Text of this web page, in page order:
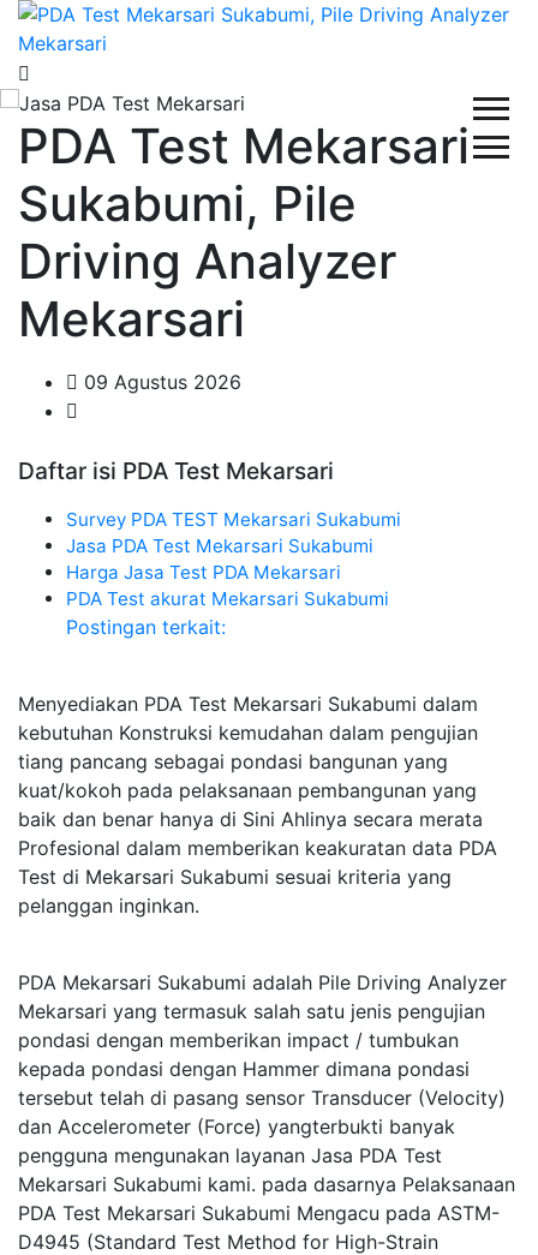
PDA Test Mekarsari
Sukabumi, Pile
Driving Analyzer
Mekarsari
09 Agustus 2026
Daftar isi PDA Test Mekarsari
Survey PDA TEST Mekarsari Sukabumi
Jasa PDA Test Mekarsari Sukabumi
Harga Jasa Test PDA Mekarsari
PDA Test akurat Mekarsari Sukabumi
Postingan terkait:
Menyediakan PDA Test Mekarsari Sukabumi dalam
kebutuhan Konstruksi kemudahan dalam pengujian
tiang pancang sebagai pondasi bangunan yang
kuat/kokoh pada pelaksanaan pembangunan yang
baik dan benar hanya di Sini Ahlinya secara merata
Profesional dalam memberikan keakuratan data PDA
Test di Mekarsari Sukabumi sesuai kriteria yang
pelanggan inginkan.
PDA Mekarsari Sukabumi adalah Pile Driving Analyzer
Mekarsari yang termasuk salah satu jenis pengujian
pondasi dengan memberikan impact / tumbukan
kepada pondasi dengan Hammer dimana pondasi
tersebut telah di pasang sensor Transducer (Velocity)
dan Accelerometer (Force) yangterbukti banyak
pengguna mengunakan layanan Jasa PDA Test
Mekarsari Sukabumi kami. pada dasarnya Pelaksanaan
PDA Test Mekarsari Sukabumi Mengacu pada ASTM-
D4945 (Standard Test Method for High-Strain